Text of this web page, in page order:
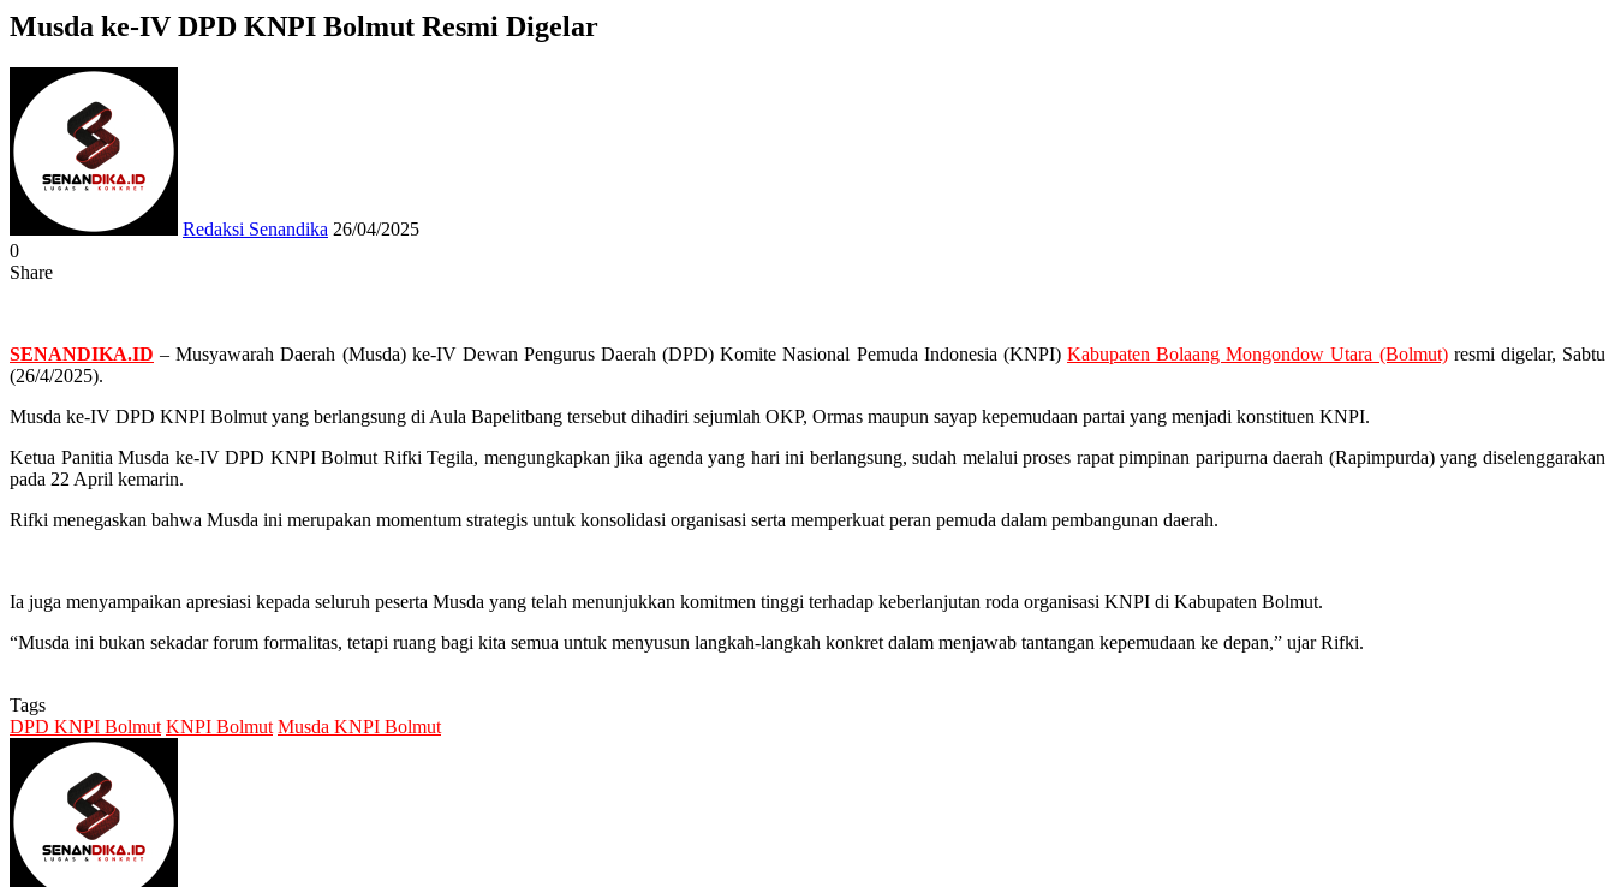
Musda ke-IV DPD KNPI Bolmut Resmi Digelar
Redaksi Senandika 26/04/2025
0
Share
SENANDIKA.ID – Musyawarah Daerah (Musda) ke-IV Dewan Pengurus Daerah (DPD) Komite Nasional Pemuda Indonesia (KNPI)Kabupaten Bolaang Mongondow Utara (Bolmut)resmi digelar, Sabtu
(26/4/2025).
Musda ke-IV DPD KNPI Bolmut yang berlangsung di Aula Bapelitbang tersebut dihadiri sejumlah OKP, Ormas maupun sayap kepemudaan partai yang menjadi konstituen KNPI.
Ketua Panitia Musda ke-IV DPD KNPI Bolmut Rifki Tegila, mengungkapkan jika agenda yang hari ini berlangsung, sudah melalui proses rapat pimpinan paripurna daerah (Rapimpurda) yang diselenggarakan
pada 22 April kemarin.
Rifki menegaskan bahwa Musda ini merupakan momentum strategis untuk konsolidasi organisasi serta memperkuat peran pemuda dalam pembangunan daerah.
Ia juga menyampaikan apresiasi kepada seluruh peserta Musda yang telah menunjukkan komitmen tinggi terhadap keberlanjutan roda organisasi KNPI di Kabupaten Bolmut.
“Musda ini bukan sekadar forum formalitas, tetapi ruang bagi kita semua untuk menyusun langkah-langkah konkret dalam menjawab tantangan kepemudaan ke depan,” ujar Rifki.
Tags
DPD KNPI Bolmut KNPI Bolmut Musda KNPI Bolmut